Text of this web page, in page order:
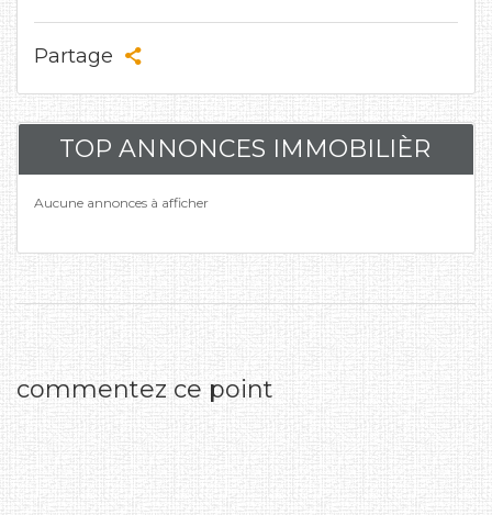
Partage
TOP ANNONCES IMMOBILIÈR
Aucune annonces à afficher
commentez ce point